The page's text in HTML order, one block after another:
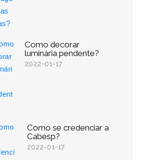
Como decorar
luminária pendente?
2022-01-17
Como se credenciar a
Cabesp?
2022-01-17